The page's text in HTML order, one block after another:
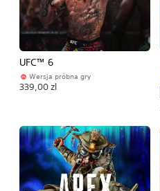
UFC™ 6
Wersja próbna gry
339,00 zl